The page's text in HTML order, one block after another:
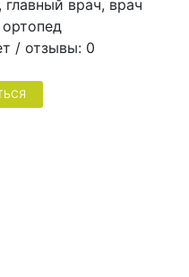
врач, врач
/ отзывы: 0